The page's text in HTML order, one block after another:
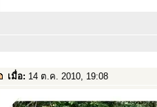
เมื่อ: 14 ต.ค. 2010, 19:08